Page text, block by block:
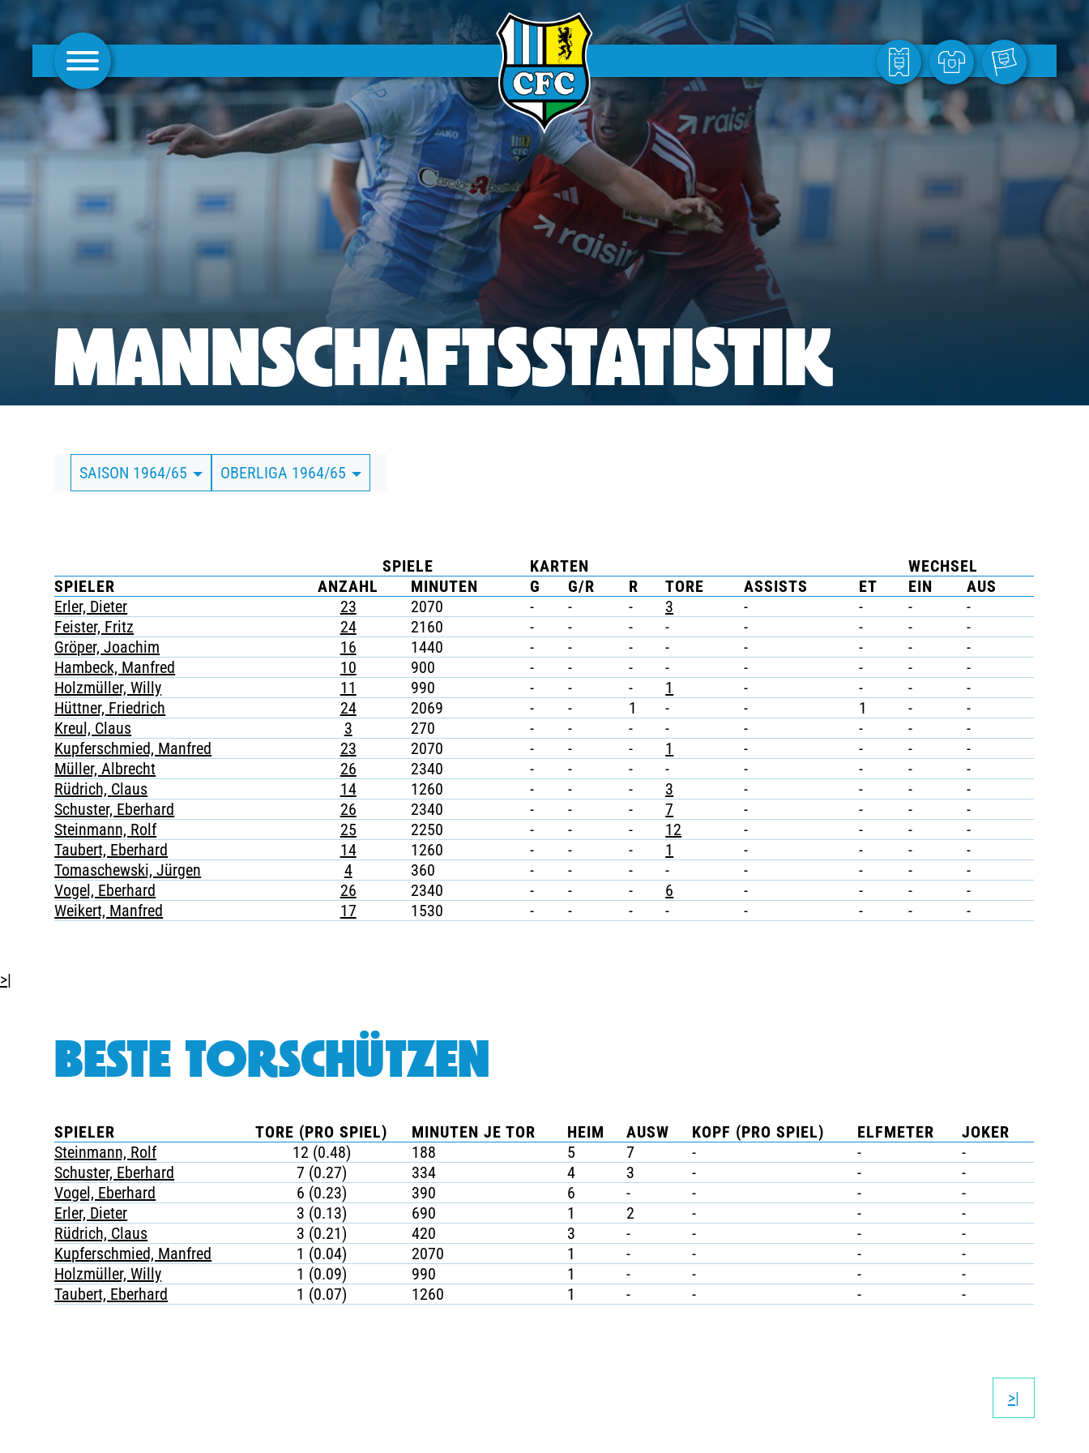
AKTUELLES
FRAUEN
CLUBMITGLIEDSCHAFT
BUSINESS
SÜDKURVE
TICKETING
MANNSCHAFTSSTATISTIK
SAISON 1964/65 OBERLIGA 1964/65
SPIELE KARTEN
WECHSEL
SPIELER
ANZAHL MINUTEN G G/R R TORE ASSISTS ET EIN
AUS
Erler, Dieter
23 2070 - - - 3 - - -
-
Feister, Fritz
24 2160 - - - - - - -
-
Gröper, Joachim
16 1440 - - - - - - -
-
Hambeck, Manfred
10 900 - - - - - - -
-
Holzmüller, Willy
11 990 - - - 1 - - -
-
Hüttner, Friedrich
24 2069 - - 1 - - 1 -
-
Kreul, Claus
3 270 - - - - - - -
-
Kupferschmied, Manfred
23 2070 - - - 1 - - -
-
Müller, Albrecht
26 2340 - - - - - - -
-
Rüdrich, Claus
14 1260 - - - 3 - - -
-
Schuster, Eberhard
26 2340 - - - 7 - - -
-
Steinmann, Rolf
25 2250 - - - 12 - - -
-
Taubert, Eberhard
14 1260 - - - 1 - - -
-
Tomaschewski, Jürgen
4 360 - - - - - - -
-
Vogel, Eberhard
26 2340 - - - 6 - - -
-
Weikert, Manfred
17 1530 - - - - - - - -
>|
BESTE TORSCHÜTZEN
SPIELER TORE (PRO SPIEL) MINUTEN JE TOR HEIM AUSW KOPF (PRO SPIEL) ELFMETER
JOKER
Steinmann, Rolf
12 (0.48) 188 5 7 - -
-
Schuster, Eberhard
7 (0.27) 334 4 3 - -
-
Vogel, Eberhard
6 (0.23) 390 6 - - -
-
Erler, Dieter
3 (0.13) 690 1 2 - -
-
Rüdrich, Claus
3 (0.21) 420 3 - - -
-
Kupferschmied, Manfred
1 (0.04) 2070 1 - - -
-
Holzmüller, Willy
1 (0.09) 990 1 - - -
-
Taubert, Eberhard
1 (0.07) 1260 1 - - - -
>|